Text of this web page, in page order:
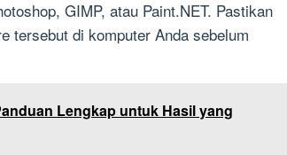
GIMP, atau Paint.NET. Pastikan
tersebut di komputer Anda sebelum
Lengkap untuk Hasil yang